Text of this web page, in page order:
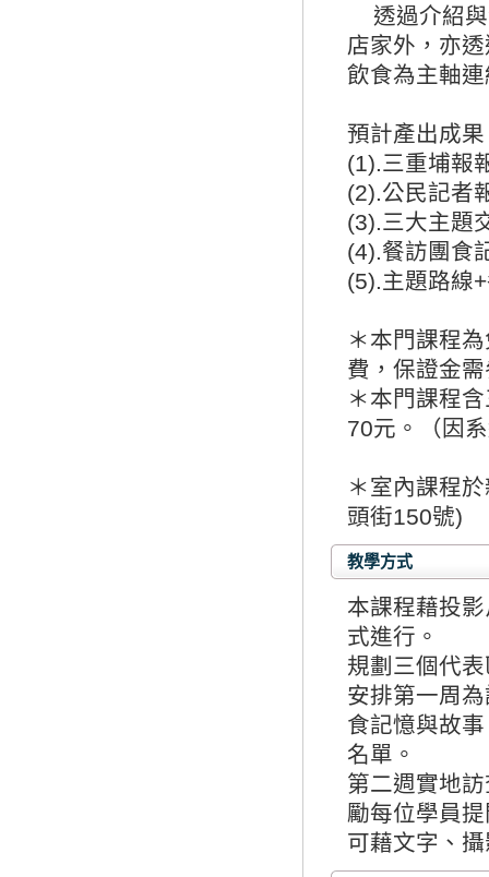
透過介紹與
店家外，亦
飲食為主軸
預計產出成
(1).三重埔報
(2).公民記者
(3).三大主題
(4).餐訪團食
(5).主題路線
＊本門課程
費，保證金
＊本門課程
70元。（因
＊室內課程
頭街150號)
教學方式
本課程藉投
式進行。
規劃三個代
安排第一周
食記憶與故
名單。
第二週實地
勵每位學員
可藉文字、